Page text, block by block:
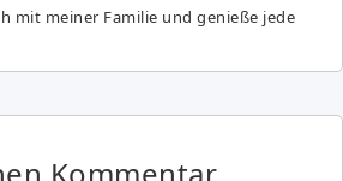
mit meiner Familie und genieße jede
Kommentar